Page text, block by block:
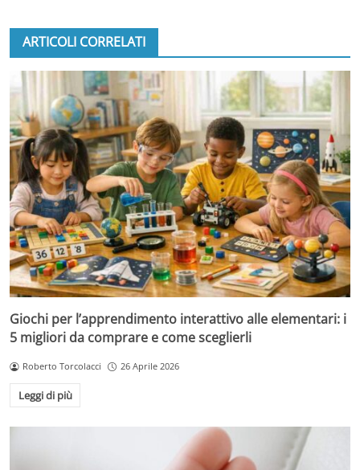
ARTICOLI CORRELATI
Giochi per l’apprendimento interattivo alle elementari: i
5 migliori da comprare e come sceglierli
Roberto Torcolacci 26 Aprile 2026
Leggi di più